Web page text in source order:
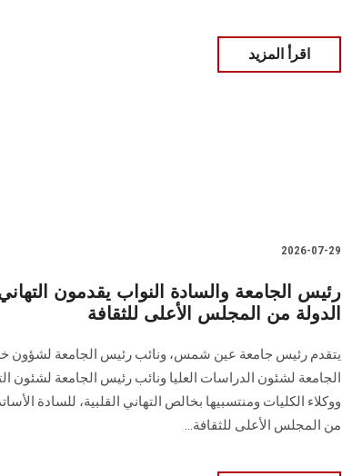
اقرأ المزيد
2026-07-29
رئيس الجامعة والسادة النواب يقدمون التهاني
الدولة من المجلس الأعلى للثقافة
يتقدم رئيس جامعة عين شمس، ونائب رئيس الجامعة لشؤون
الجامعة لشئون الدراسات العليا ونائب رئيس الجامعة لشئون
ووكلاء الكليات ومنتسبيها بخالص التهاني القلبية، للسادة
من المجلس الأعلى للثقافة...